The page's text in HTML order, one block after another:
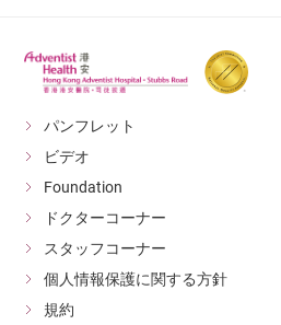
パンフレット
ビデオ
Foundation
ドクターコーナー
スタッフコーナー
個人情報保護に関する方針
規約